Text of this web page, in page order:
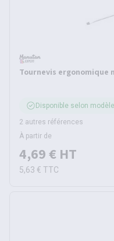
Tournevis ergonomique
Disponible selon modèle
2 autres références
À partir de
4,69 € HT
5,63 € TTC